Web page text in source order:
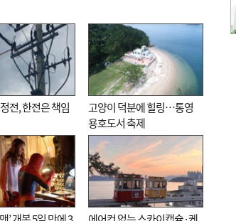
전, 한전은 책임
고양이 덕분에 힐링…통영
용호도서 축제